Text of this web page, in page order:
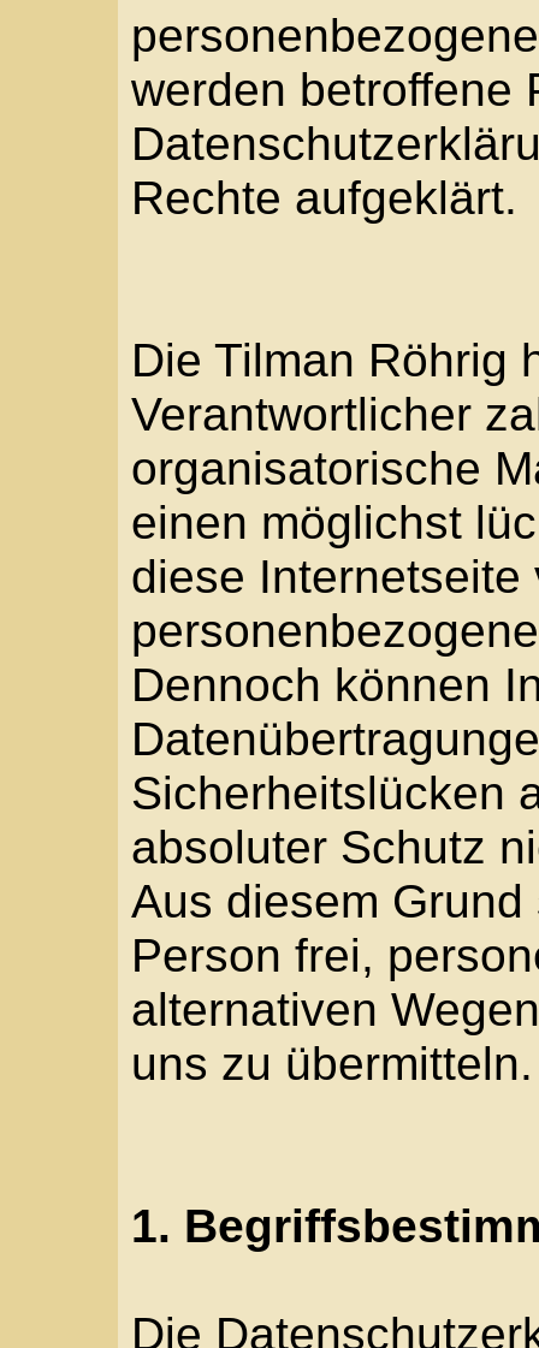
Die Tilman Röhrig
Verantwortlicher
organisatorische
einen möglichst
diese Internetseite
Datenübertragungen
Sicherheitslücken
absoluter Schutz
Aus diesem Grund
Person frei,
alternativen Wegen,
uns zu übermitteln.
1.
Die
beruht auf den
Europäischen
beim Erlass der
(DS-GVO) verwendet
Geschäftspartner
sein. Um dies zu